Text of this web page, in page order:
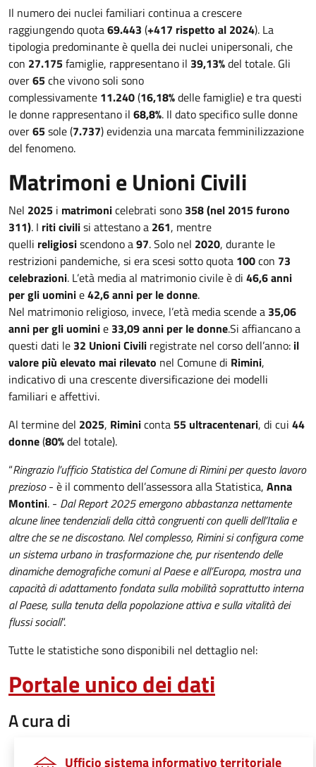
Il numero dei nuclei familiari continua a crescere
raggiungendo quota69.443 (+417 rispetto al 2024). La
tipologia predominante è quella dei nuclei unipersonali, che
con 27.175famiglie, rappresentano il 39,13%del totale. Gli
over65che vivono soli sono
complessivamente 11.240(16,18%delle famiglie) e tra questi
le donne rappresentano il 68,8%. Il dato specifico sulle donne
over65sole (7.737) evidenzia una marcata femminilizzazione
del fenomeno.
Matrimoni e Unioni Civili
Nel 2025 i matrimonicelebrati sono 358 (nel 2015 furono
311). I riti civilisi attestano a 261, mentre
quelli religiosiscendono a97. Solo nel 2020, durante le
restrizioni pandemiche, si era scesi sotto quota 100con 73
celebrazioni. L’età media al matrimonio civile è di 46,6 anni
per gli uominie42,6 anni per le donne.
Nel matrimonio religioso, invece, l’età media scende a 35,06
anni per gli uominie 33,09 anni per le donne.Si affiancano a
questi dati le 32 Unioni Civili registrate nel corso dell’anno: il
valore più elevato mai rilevato nel Comune di Rimini,
indicativo di una crescente diversificazione dei modelli
familiari e affettivi.
Al termine del 2025, Riminiconta 55 ultracentenari, di cui 44
donne(80%del totale).
“Ringrazio l’ufficio Statistica del Comune di Rimini per questo lavoro
prezioso- è il commento dell’assessora alla Statistica, Anna
Montini. - Dal Report 2025 emergono abbastanza nettamente
alcune linee tendenziali della città congruenti con quelli dell’Italia e
altre che se ne discostano. Nel complesso, Rimini si configura come
un sistema urbano in trasformazione che, pur risentendo delle
dinamiche demografiche comuni al Paese e all’Europa, mostra una
capacità di adattamento fondata sulla mobilità soprattutto interna
al Paese, sulla tenuta della popolazione attiva e sulla vitalità dei
flussi sociali”.
Tutte le statistiche sono disponibili nel dettaglio nel:
Portale unico dei dati
A cura di
Ufficio sistema informativo territoriale